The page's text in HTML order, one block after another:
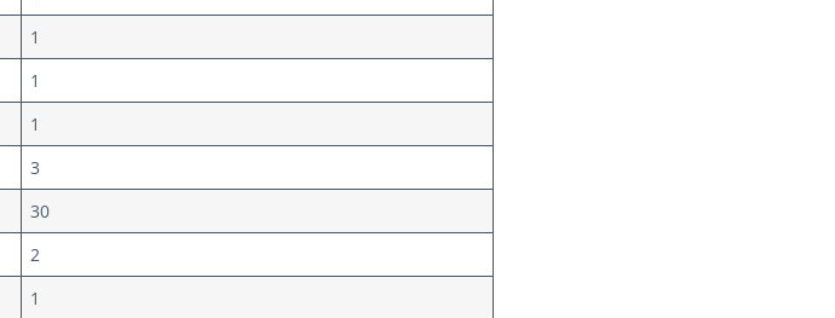
1
1
1
3
30
2
1